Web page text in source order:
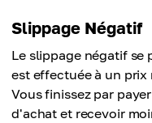
Slippage Négatif
Le slippage négatif
est effectuée à un
Vous finissez par
d'achat et recevoir